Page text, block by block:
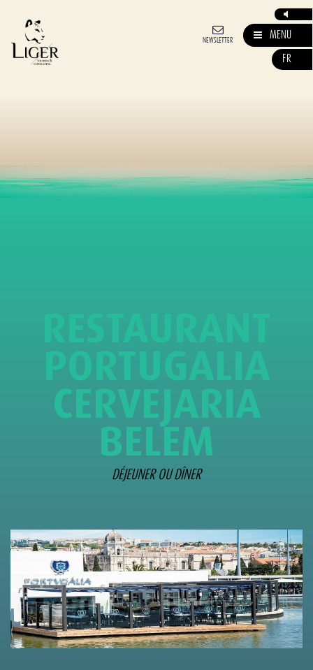
NEWSLETTER
MENU
FR
RESTAURANT
PORTUGALIA
CERVEJARIA
BELEM
DÉJEUNER OU DÎNER